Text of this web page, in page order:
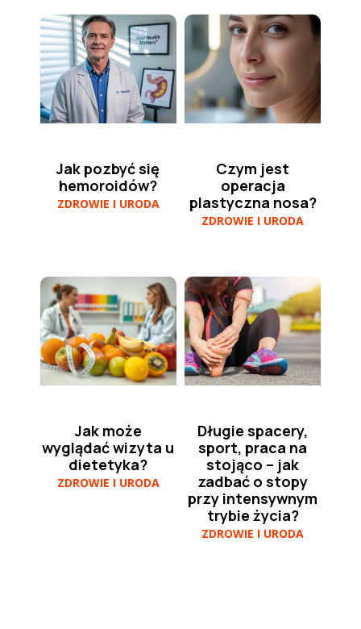
Jak pozbyć się
hemoroidów?
ZDROWIE I URODA
Czym jest
operacja
plastyczna nosa?
ZDROWIE I URODA
Jak może
wyglądać wizyta u
dietetyka?
ZDROWIE I URODA
Długie spacery,
sport, praca na
stojąco – jak
zadbać o stopy
przy intensywnym
trybie życia?
ZDROWIE I URODA